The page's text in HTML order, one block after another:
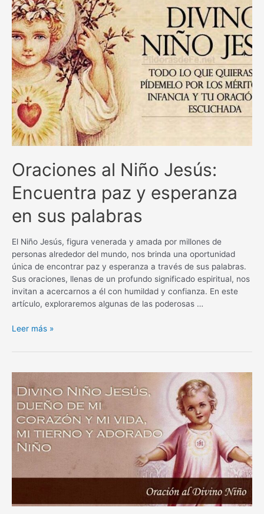
Altar:
Bendito
sea
Dios
Oraciones al Niño Jesús:
Encuentra paz y esperanza
en sus palabras
El Niño Jesús, figura venerada y amada por millones de
personas alrededor del mundo, nos brinda una oportunidad
única de encontrar paz y esperanza a través de sus palabras.
Sus oraciones, llenas de un profundo significado espiritual, nos
invitan a acercarnos a él con humildad y confianza. En este
artículo, exploraremos algunas de las poderosas …
Oraciones
Niño
paz
esperanza
en
sus
palabras
Leer más »